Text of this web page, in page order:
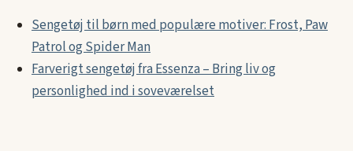
Sengetøj til børn med populære motiver: Frost, Paw
Patrol og Spider Man
Farverigt sengetøj fra Essenza – Bring liv og
personlighed ind i soveværelset